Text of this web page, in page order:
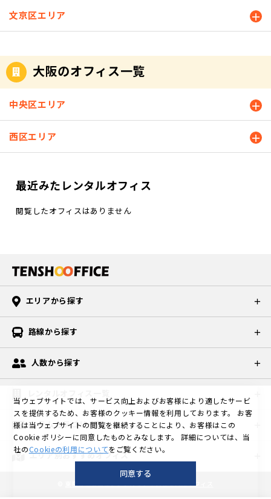
文京区エリア
大阪のオフィス一覧
中央区エリア
西区エリア
最近みたレンタルオフィス
閲覧したオフィスはありません
エリアから探す
路線から探す
人数から探す
コラムカテゴリ一覧
エリア別おすすめオフィス
東京の格安個室レンタルオフィスなら天翔オフィス
当ウェブサイトでは、サービス向上およびお客様により適したサービ
スを提供するため、お客様のクッキー情報を利用しております。
お客
様は当ウェブサイトの閲覧を継続することにより、お客様はこの
Cookie ポリシーに同意したものとみなします。
詳細については、当
社のCookieの利用についてをご覧ください。
同意する